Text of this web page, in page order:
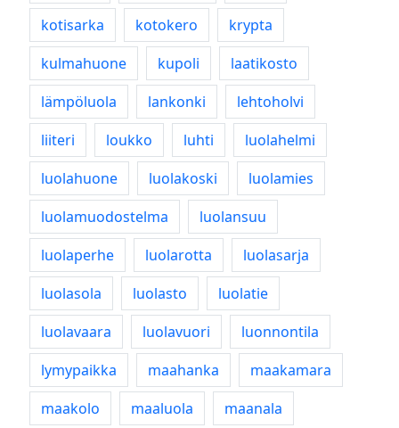
kotisarka
kotokero
krypta
kulmahuone
kupoli
laatikosto
lämpöluola
lankonki
lehtoholvi
liiteri
loukko luhti
luolahelmi
luolahuone
luolakoski
luolamies
luolamuodostelma
luolansuu
luolaperhe
luolarotta
luolasarja
luolasola
luolasto
luolatie
luolavaara
luolavuori
luonnontila
lymypaikka
maahanka
maakamara
maakolo
maaluola
maanala